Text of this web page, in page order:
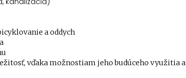
a oddych
vďaka možnostiam jeho budúceho využitia a